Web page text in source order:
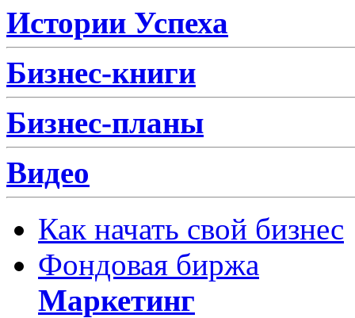
Истории Успеха
Бизнес-книги
Бизнес-планы
Видео
Как начать свой бизнес
Фондовая биржа
Маркетинг